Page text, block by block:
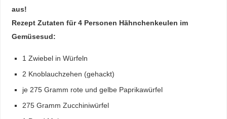
aus!
Rezept Zutaten für 4 Personen Hähnchenkeulen im
Gemüsesud:
1 Zwiebel in Würfeln
2 Knoblauchzehen (gehackt)
je 275 Gramm rote und gelbe Paprikawürfel
275 Gramm Zucchiniwürfel